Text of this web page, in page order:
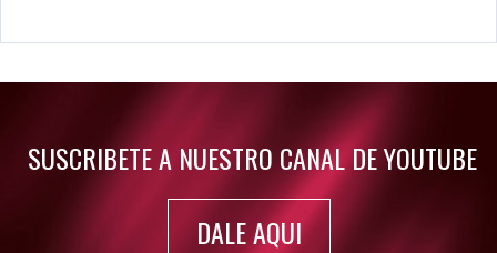
Rumor: Se filtran los primeros detalles de Resident Evil 9
SUSCRIBETE A NUESTRO CANAL DE YOUTUBE
DALE AQUI